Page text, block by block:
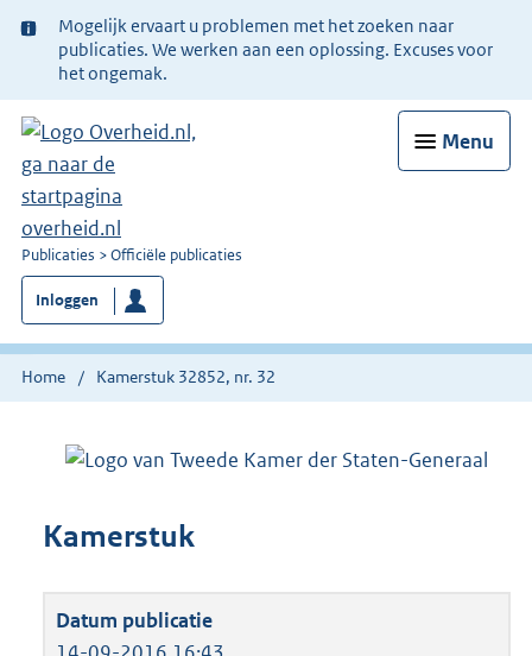
Ter
informatie:
Mogelijk ervaart u problemen met het zoeken naar
publicaties. We werken aan een oplossing. Excuses voor
het ongemak.
Menu
U
bent
nu
hier:
Publicaties Officiële publicaties
Inloggen
Home Kamerstuk 32852, nr. 32
Kamerstuk